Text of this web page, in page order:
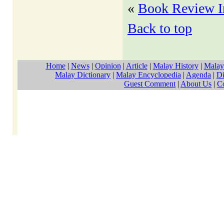
« Book Review
Back to top
Home| News| Opinion | Article| Malay History|
Malay Dictionary | Malay Encyclopedia | Agenda |
Guest Comment | About Us |